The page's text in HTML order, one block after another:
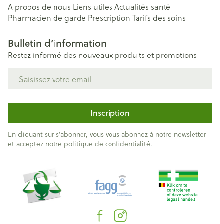
A propos de nous Liens utiles Actualités santé
Pharmacien de garde Prescription Tarifs des soins
Bulletin d’information
Restez informé des nouveaux produits et promotions
Inscription
En cliquant sur s'abonner, vous vous abonnez à notre newsletter
et acceptez notre politique de confidentialité.